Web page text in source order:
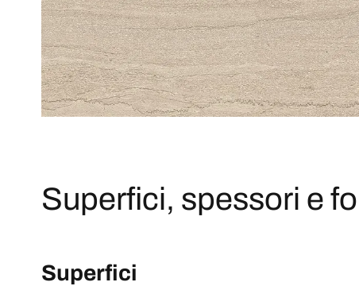
Superfici, spessori e
Superfici